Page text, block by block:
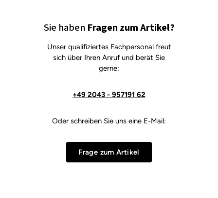
Sie haben Fragen zum Artikel?
Unser qualifiziertes Fachpersonal freut
sich über Ihren Anruf und berät Sie
gerne:
+49 2043 - 957191 62
Oder schreiben Sie uns eine E-Mail:
Frage zum Artikel